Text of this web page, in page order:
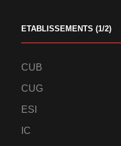
ETABLISSEMENTS (1/2)
CUB
CUG
ESI
IC